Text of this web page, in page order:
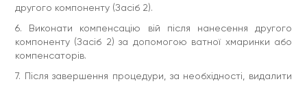
другого компоненту (Засіб 2).
6. Виконати компенсацію вій після нанесення другого
компоненту (Засіб 2) за допомогою ватної хмаринки або
компенсаторів.
7. Після завершення процедури, за необхідності, видалити